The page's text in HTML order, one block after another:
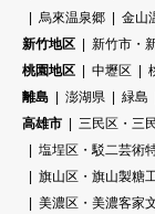
烏來温泉郷
金山
新竹地区
新竹市・
桃園地区
中壢区
離島
澎湖県 緑島
高雄市
三民区・三
塩埕区・駁二芸術
旗山区・旗山製糖
美濃区・美濃客家